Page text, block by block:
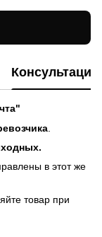
Консультация
в этот же
товар при